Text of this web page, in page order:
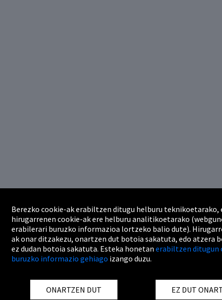
Berezko cookie-ak erabiltzen ditugu helburu teknikoetarako,
hirugarrenen cookie-ak ere helburu analitikoetarako
erabilerari buruzko informazioa lortzeko balio dute).
ak onar ditzakezu, onartzen dut botoia sakatuta, edo atzera
ez dudan botoia sakatuta. Esteka honetan erabiltzen ditugun
buruzko informazio gehiago izango duzu.
ONARTZEN DUT EZ DUT